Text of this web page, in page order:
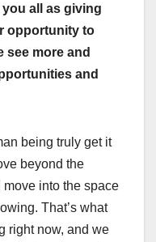
all as giving
opportunity to
see more and
and
being truly get it
beyond the
into the space
That’s what
right now, and we